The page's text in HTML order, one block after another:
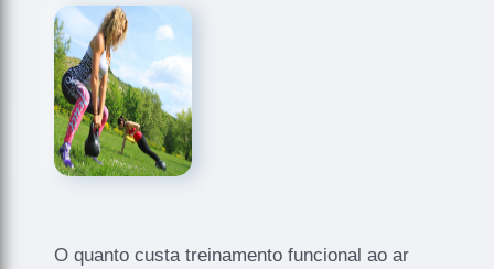
O quanto custa treinamento funcional ao ar